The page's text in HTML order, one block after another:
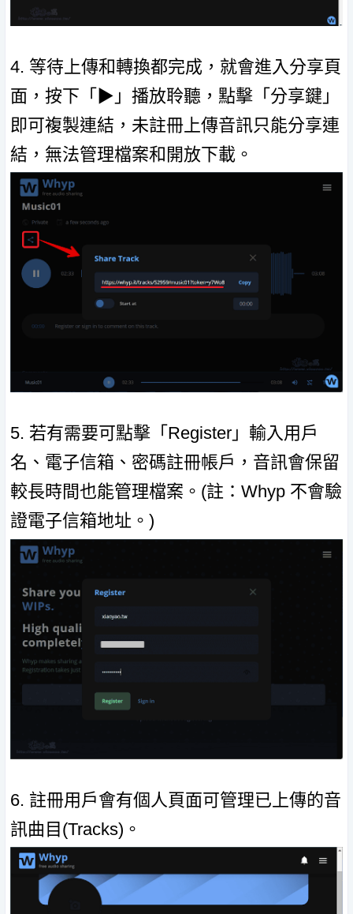
4. 等待上傳和轉換都完成，就會進入分享頁
面，按下「▶」播放聆聽，點擊「分享鍵」
即可複製連結，未註冊上傳音訊只能分享連
結，無法管理檔案和開放下載。
5. 若有需要可點擊「Register」輸入用戶
名、電子信箱、密碼註冊帳戶，音訊會保留
較長時間也能管理檔案。(註：Whyp 不會驗
證電子信箱地址。)
6. 註冊用戶會有個人頁面可管理已上傳的音
訊曲目(Tracks)。